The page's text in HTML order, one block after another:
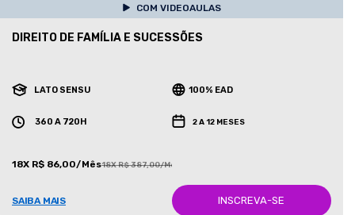
COM VIDEOAULAS
DIREITO DE FAMÍLIA E SUCESSÕES
LATO SENSU 100% EAD
360 A 720H 2 A 12 MESES
18X R$ 86,00/Mês18X R$ 387,00/Mês
SAIBA MAIS INSCREVA-SE